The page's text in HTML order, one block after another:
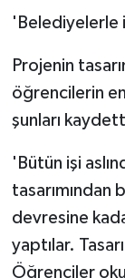
'Belediyelerle
Projenin
öğrencilerin
şunları
'Bütün işi
tasarımından
devresine
yaptılar.
Öğrenciler